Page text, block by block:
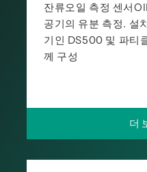
잔류오일 측정 센서
공기의 유분 측정. 설
기인 DS500 및 파티
께 구성
더